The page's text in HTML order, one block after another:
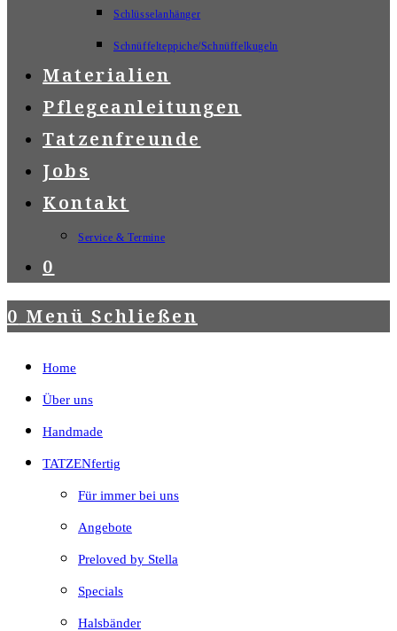
Schlüsselanhänger
Schnüffelteppiche/Schnüffelkugeln
Materialien
Pflegeanleitungen
Tatzenfreunde
Jobs
Kontakt
Service & Termine
0
0 Menü Schließen
Home
Über uns
Handmade
TATZENfertig
Für immer bei uns
Angebote
Preloved by Stella
Specials
Halsbänder